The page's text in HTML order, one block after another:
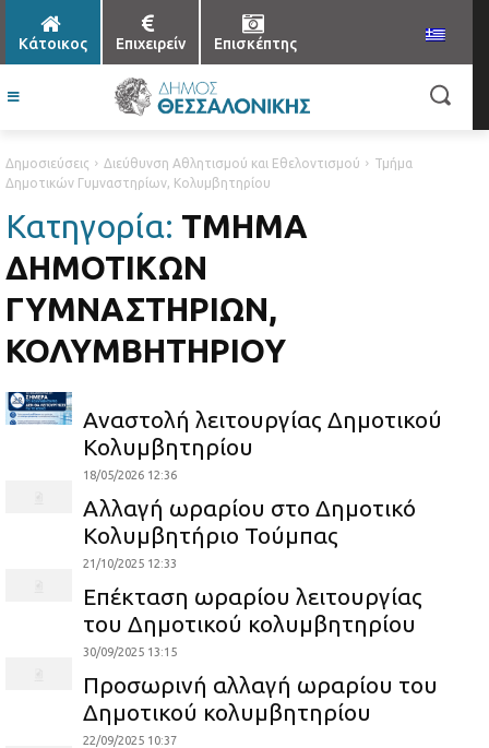
Κάτοικος Επιχειρείν Επισκέπτης
Δημοσιεύσεις Διεύθυνση Αθλητισμού και Εθελοντισμού
Τμήμα
Δημοτικών Γυμναστηρίων, Κολυμβητηρίου
Κατηγορία: ΤΜΉΜΑ
ΔΗΜΟΤΙΚΏΝ
ΓΥΜΝΑΣΤΗΡΊΩΝ,
ΚΟΛΥΜΒΗΤΗΡΊΟΥ
Αναστολή λειτουργίας Δημοτικού
Κολυμβητηρίου
18/05/2026 12:36
Αλλαγή ωραρίου στο Δημοτικό
Κολυμβητήριο Τούμπας
21/10/2025 12:33
Επέκταση ωραρίου λειτουργίας
του Δημοτικού κολυμβητηρίου
30/09/2025 13:15
Προσωρινή αλλαγή ωραρίου του
Δημοτικού κολυμβητηρίου
22/09/2025 10:37